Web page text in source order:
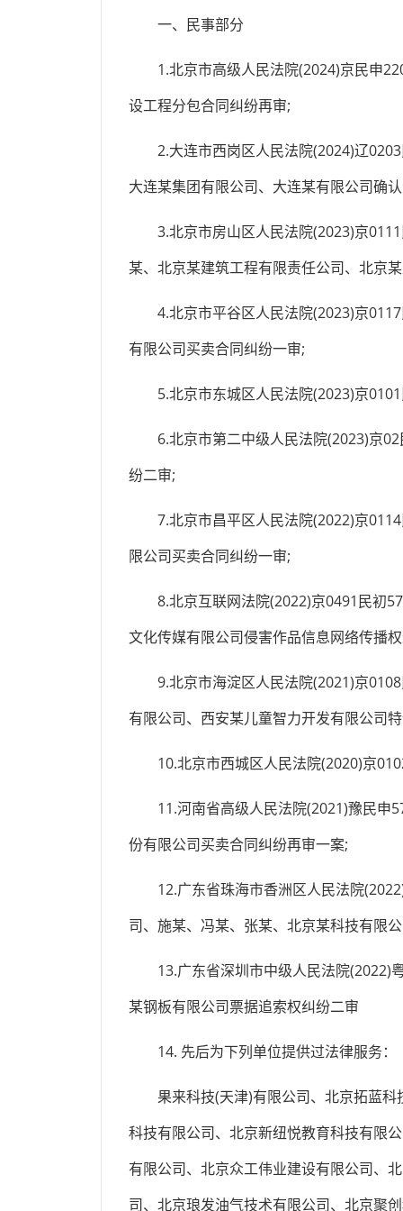
一、民事部分
1.北京市高级人民法院(2024)京民申
设工程分包合同纠纷再审;
2.大连市西岗区人民法院(2024)辽0203
大连某集团有限公司、大连某有限公司确
3.北京市房山区人民法院(2023)京0111
某、北京某建筑工程有限责任公司、北京
4.北京市平谷区人民法院(2023)京0117
有限公司买卖合同纠纷一审;
5.北京市东城区人民法院(2023)京0101
6.北京市第二中级人民法院(2023)京02
纷二审;
7.北京市昌平区人民法院(2022)京0114
限公司买卖合同纠纷一审;
8.北京互联网法院(2022)京0491民初
文化传媒有限公司侵害作品信息网络传播
9.北京市海淀区人民法院(2021)京0108
有限公司、西安某儿童智力开发有限公司
10.北京市西城区人民法院(2020)京
11.河南省高级人民法院(2021)豫民申
份有限公司买卖合同纠纷再审一案;
12.广东省珠海市香洲区人民法院
司、施某、冯某、张某、北京某科技有限
13.广东省深圳市中级人民法院(2022)
某钢板有限公司票据追索权纠纷二审
14. 先后为下列单位提供过法律服务：
果来科技(天津)有限公司、北京拓蓝科
科技有限公司、北京新纽悦教育科技有限
有限公司、北京众工伟业建设有限公司、
司、北京琅发油气技术有限公司、北京聚